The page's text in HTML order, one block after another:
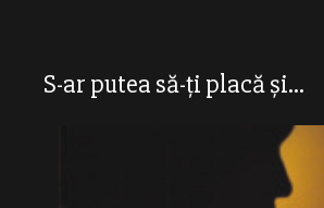
S-ar putea să-ți placă și...